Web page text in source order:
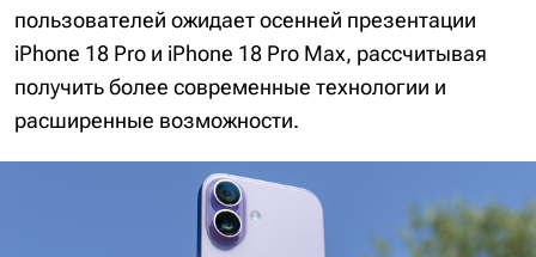
пользователей ожидает осенней презентации
iPhone 18 Pro и iPhone 18 Pro Max, рассчитывая
получить более современные технологии и
расширенные возможности.